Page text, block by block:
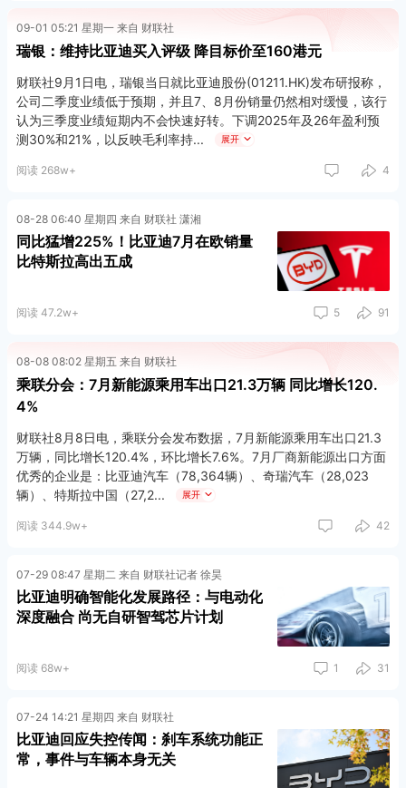
09-01 05:21 星期一 来自 财联社
瑞银：维持比亚迪买入评级 降目标价至160港元
财联社9月1日电，瑞银当日就比亚迪股份(01211.HK)发布研报称，
公司二季度业绩低于预期，并且7、8月份销量仍然相对缓慢，该行
认为三季度业绩短期内不会快速好转。下调2025年及26年盈利预
测30%和21%，以反映毛利率持
展开
阅读 268w+ 4
08-28 06:40 星期四 来自 财联社 潇湘
同比猛增225%！比亚迪7月在欧销量
比特斯拉高出五成
阅读 47.2w+ 5 91
08-08 08:02 星期五 来自 财联社
乘联分会：7月新能源乘用车出口21.3万辆 同比增长120.
4%
财联社8月8日电，乘联分会发布数据，7月新能源乘用车出口21.3
万辆，同比增长120.4%，环比增长7.6%。7月厂商新能源出口方面
优秀的企业是：比亚迪汽车（78,364辆）、奇瑞汽车（28,023
辆）、特斯拉中国（27,2
展开
阅读 344.9w+ 42
07-29 08:47 星期二 来自 财联社记者 徐昊
比亚迪明确智能化发展路径：与电动化
深度融合 尚无自研智驾芯片计划
阅读 68w+ 1 31
07-24 14:21 星期四 来自 财联社
比亚迪回应失控传闻：刹车系统功能正
常，事件与车辆本身无关